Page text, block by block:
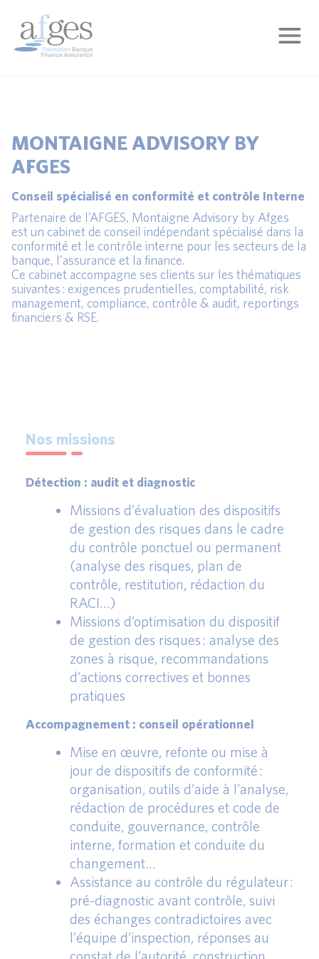
MONTAIGNE ADVISORY BY
AFGES
Conseil spécialisé en conformité et contrôle Interne
Partenaire de l’AFGES, Montaigne Advisory by Afges
est un cabinet de conseil indépendant spécialisé dans la
conformité et le contrôle interne pour les secteurs de la
banque, l’assurance et la finance.
Ce cabinet accompagne ses clients sur les thématiques
suivantes : exigences prudentielles, comptabilité, risk
management, compliance, contrôle & audit, reportings
financiers & RSE.
Nos missions
Détection : audit et diagnostic
Missions d’évaluation des dispositifs
de gestion des risques dans le cadre
du contrôle ponctuel ou permanent
(analyse des risques, plan de
contrôle, restitution, rédaction du
RACI…)
Missions d’optimisation du dispositif
de gestion des risques : analyse des
zones à risque, recommandations
d’actions correctives et bonnes
pratiques
Accompagnement : conseil opérationnel
Mise en œuvre, refonte ou mise à
jour de dispositifs de conformité :
organisation, outils d’aide à l’analyse,
rédaction de procédures et code de
conduite, gouvernance, contrôle
interne, formation et conduite du
changement…
Assistance au contrôle du régulateur :
pré-diagnostic avant contrôle, suivi
des échanges contradictoires avec
l’équipe d’inspection, réponses au